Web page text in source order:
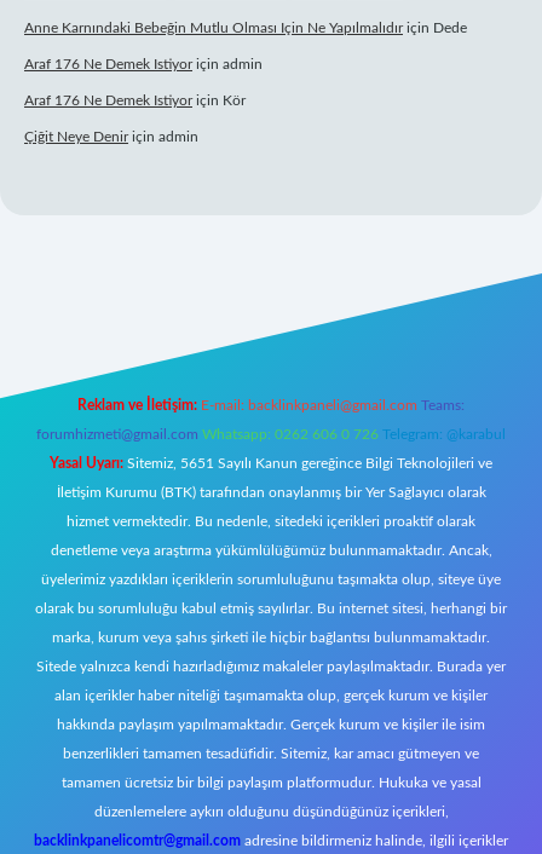
Anne Karnındaki Bebeğin Mutlu Olması Için Ne Yapılmalıdıriçin Dede
Araf 176 Ne Demek Istiyoriçin admin
Araf 176 Ne Demek Istiyoriçin Kör
Çiğit Neye Deniriçin admin
Reklam ve İletişim: E-mail: backlinkpaneli@gmail.com Teams:
forumhizmeti@gmail.com Whatsapp: 0262 606 0 726 Telegram: @karabul
Yasal Uyarı: Sitemiz, 5651 Sayılı Kanun gereğince Bilgi Teknolojileri ve
İletişim Kurumu (BTK) tarafından onaylanmış bir Yer Sağlayıcı olarak
hizmet vermektedir. Bu nedenle, sitedeki içerikleri proaktif olarak
denetleme veya araştırma yükümlülüğümüz bulunmamaktadır. Ancak,
üyelerimiz yazdıkları içeriklerin sorumluluğunu taşımakta olup, siteye üye
olarak bu sorumluluğu kabul etmiş sayılırlar. Bu internet sitesi, herhangi bir
marka, kurum veya şahıs şirketi ile hiçbir bağlantısı bulunmamaktadır.
Sitede yalnızca kendi hazırladığımız makaleler paylaşılmaktadır. Burada yer
alan içerikler haber niteliği taşımamakta olup, gerçek kurum ve kişiler
hakkında paylaşım yapılmamaktadır. Gerçek kurum ve kişiler ile isim
benzerlikleri tamamen tesadüfidir. Sitemiz, kar amacı gütmeyen ve
tamamen ücretsiz bir bilgi paylaşım platformudur. Hukuka ve yasal
düzenlemelere aykırı olduğunu düşündüğünüz içerikleri,
backlinkpanelicomtr@gmail.com adresine bildirmeniz halinde, ilgili içerikler